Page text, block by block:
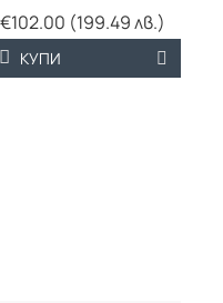
€102.00 (199.49 лв.)
КУПИ